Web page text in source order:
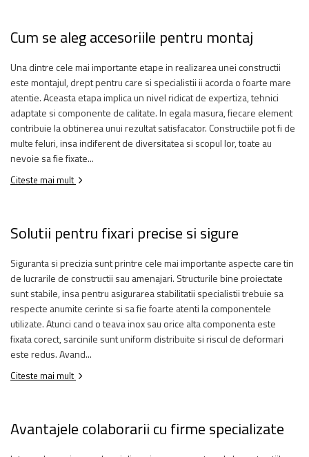
Cum se aleg accesoriile pentru montaj
Una dintre cele mai importante etape in realizarea unei constructii
este montajul, drept pentru care si specialistii ii acorda o foarte mare
atentie. Aceasta etapa implica un nivel ridicat de expertiza, tehnici
adaptate si componente de calitate. In egala masura, fiecare element
contribuie la obtinerea unui rezultat satisfacator. Constructiile pot fi de
multe feluri, insa indiferent de diversitatea si scopul lor, toate au
nevoie sa fie fixate...
Citeste mai mult
Solutii pentru fixari precise si sigure
Siguranta si precizia sunt printre cele mai importante aspecte care tin
de lucrarile de constructii sau amenajari. Structurile bine proiectate
sunt stabile, insa pentru asigurarea stabilitatii specialistii trebuie sa
respecte anumite cerinte si sa fie foarte atenti la componentele
utilizate. Atunci cand o teava inox sau orice alta componenta este
fixata corect, sarcinile sunt uniform distribuite si riscul de deformari
este redus. Avand...
Citeste mai mult
Avantajele colaborarii cu firme specializate